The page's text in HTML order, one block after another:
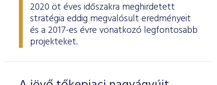
2020 öt éves időszakra meghirdetett
stratégia eddig megvalósult eredményeit
és a 2017-es évre vonatkozó legfontosabb
projekteket.